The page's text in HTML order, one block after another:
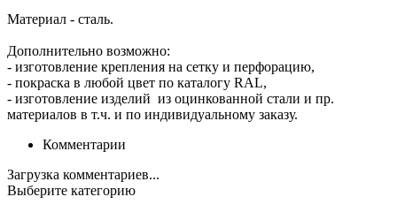
Материал - сталь.
Дополнительно возможно:
- изготовление крепления на сетку и перфорацию,
- покраска в любой цвет по каталогу RAL,
- изготовление изделий из оцинкованной стали и пр.
материалов в т.ч. и по индивидуальному заказу.
Комментарии
Загрузка комментариев...
Выберите категорию